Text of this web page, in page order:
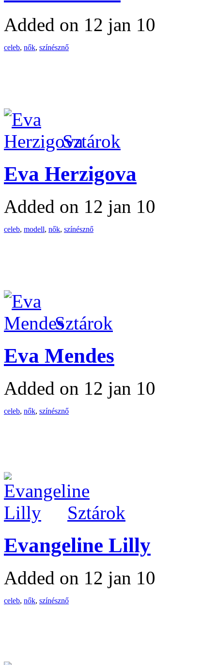
Added on 12 jan 10
celeb, nők, színésznő
Sztárok
Eva Herzigova
Added on 12 jan 10
celeb, modell, nők, színésznő
Sztárok
Eva Mendes
Added on 12 jan 10
celeb, nők, színésznő
Sztárok
Evangeline Lilly
Added on 12 jan 10
celeb, nők, színésznő